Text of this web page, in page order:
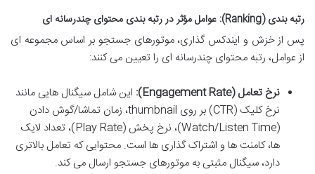
رتبه بندی (Ranking): عوامل مؤثر در رتبه بندی محتوای چندرسانه ای
پس از خزش و ایندکس گذاری، موتورهای جستجو بر اساس مجموعه ای
از عوامل، رتبه محتوای چندرسانه ای را تعیین می کنند:
نرخ تعامل (Engagement Rate):
این شامل سیگنال هایی مانند
نرخ کلیک (CTR) بر روی thumbnail، زمان تماشا/گوش دادن
(Watch/Listen Time)، نرخ پخش (Play Rate)، تعداد لایک
ها، کامنت ها و اشتراک گذاری ها است. محتوایی که تعامل بالاتری
دارد، سیگنال مثبتی به موتورهای جستجو ارسال می کند.